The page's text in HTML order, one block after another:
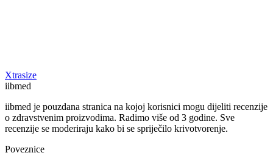
Xtrasize
iibmed
iibmed je pouzdana stranica na kojoj korisnici mogu dijeliti recenzije
o zdravstvenim proizvodima. Radimo više od 3 godine. Sve
recenzije se moderiraju kako bi se spriječilo krivotvorenje.
Poveznice